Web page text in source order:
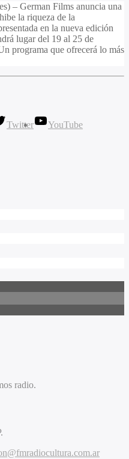
– German Films anuncia una
la riqueza de la
en la nueva edición
lugar del 19 al 25 de
programa que ofrecerá lo más
Twitter
YouTube
radio.